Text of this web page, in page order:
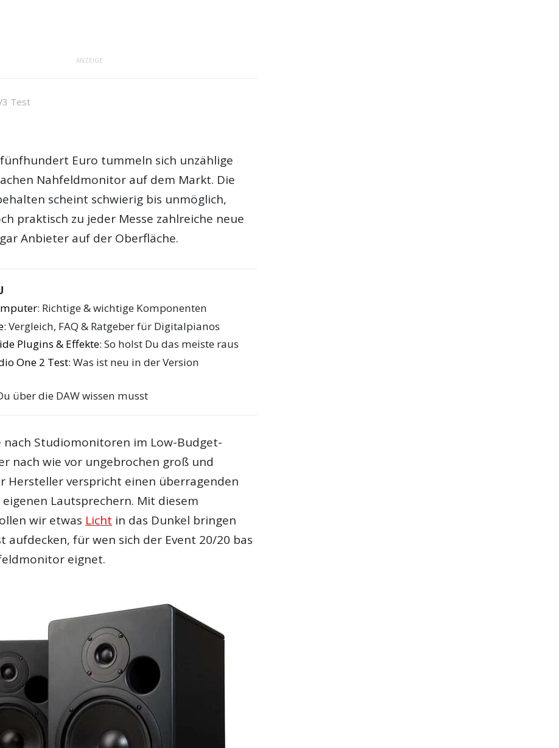
ANZEIGE
Test
Euro tummeln sich unzählige
Nahfeldmonitor auf dem Markt. Die
scheint schwierig bis unmöglich,
praktisch zu jeder Messe zahlreiche neue
Anbieter auf der Oberfläche.
: Richtige & wichtige Komponenten
: Vergleich, FAQ & Ratgeber für Digitalpianos
Plugins & Effekte: So holst Du das meiste raus
One 2 Test: Was ist neu in der Version
über die DAW wissen musst
nach Studiomonitoren im Low-Budget-
nach wie vor ungebrochen groß und
Hersteller verspricht einen überragenden
Lautsprechern. Mit diesem
wir etwas Licht in das Dunkel bringen
aufdecken, für wen sich der Event 20/20 bas
eignet.